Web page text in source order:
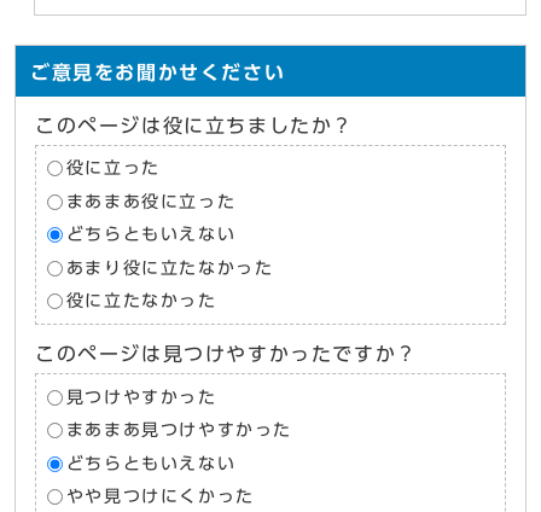
ご意見をお聞かせください
このページは役に立ちましたか？
役に立った
まあまあ役に立った
どちらともいえない
あまり役に立たなかった
役に立たなかった
このページは見つけやすかったですか？
見つけやすかった
まあまあ見つけやすかった
どちらともいえない
やや見つけにくかった